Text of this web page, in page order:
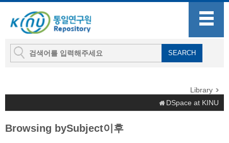
Library
DSpace at KINU
Browsing bySubject이후